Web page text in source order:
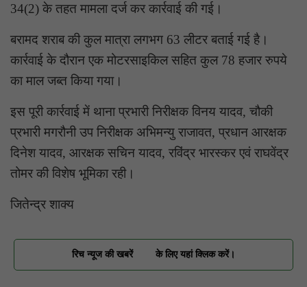
34(2) के तहत मामला दर्ज कर कार्रवाई की गई।
बरामद शराब की कुल मात्रा लगभग 63 लीटर बताई गई है।
कार्रवाई के दौरान एक मोटरसाइकिल सहित कुल 78 हजार रुपये
का माल जब्त किया गया।
इस पूरी कार्रवाई में थाना प्रभारी निरीक्षक विनय यादव, चौकी
प्रभारी मगरौनी उप निरीक्षक अभिमन्यु राजावत, प्रधान आरक्षक
दिनेश यादव, आरक्षक सचिन यादव, रविंद्र भारस्कर एवं राघवेंद्र
तोमर की विशेष भूमिका रही।
जितेन्द्र शाक्य
रिच न्यूज की खबरें के लिए यहां क्लिक करें।